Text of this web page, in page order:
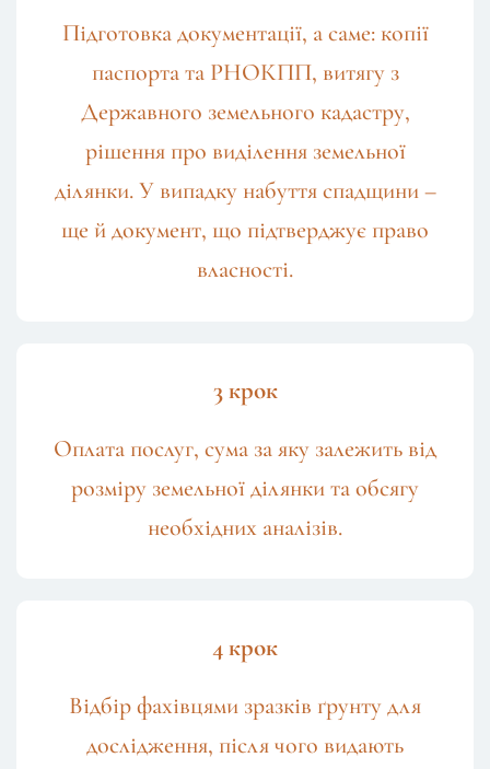
Підготовка документації, а саме: копії
паспорта та РНОКПП, витягу з
Державного земельного кадастру,
рішення про виділення земельної
ділянки. У випадку набуття спадщини –
ще й документ, що підтверджує право
власності.
3 крок
Оплата послуг, сума за яку залежить від
розміру земельної ділянки та обсягу
необхідних аналізів.
4 крок
Відбір фахівцями зразків ґрунту для
дослідження, після чого видають